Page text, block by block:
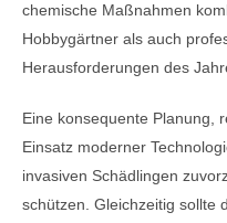
chemische Maßnahmen
Hobbygärtner als auch
Herausforderungen des
Eine konsequente Planung,
Einsatz moderner
invasiven Schädlingen
schützen. Gleichzeitig sollte